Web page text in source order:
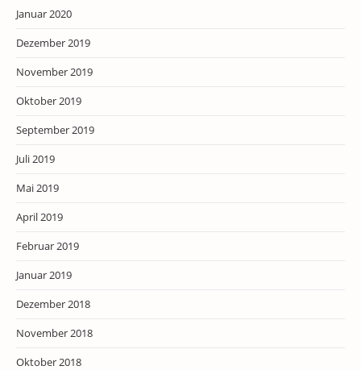
Januar 2020
Dezember 2019
November 2019
Oktober 2019
September 2019
Juli 2019
Mai 2019
April 2019
Februar 2019
Januar 2019
Dezember 2018
November 2018
Oktober 2018